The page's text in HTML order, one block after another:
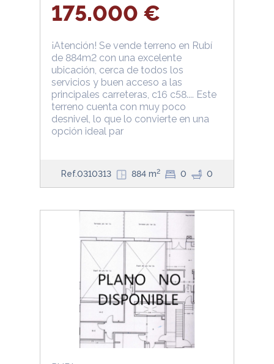
175.000 €
¡Atención! Se vende terreno en Rubí
de 884m2 con una excelente
ubicación, cerca de todos los
servicios y buen acceso a las
principales carreteras, c16 c58.... Este
terreno cuenta con muy poco
desnivel, lo que lo convierte en una
opción ideal par
Ref.0310313 884 m2 0 0